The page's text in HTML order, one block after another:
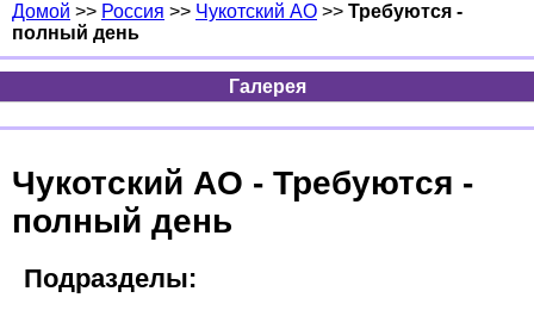
Домой >> Россия >> Чукотский AO >> Требуются -
полный день
Галерея
Чукотский AO - Требуются -
полный день
Подразделы: